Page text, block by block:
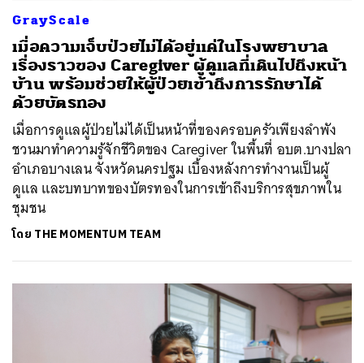
GrayScale
เมื่อความเจ็บป่วยไม่ได้อยู่แค่ในโรงพยาบาล
เรื่องราวของ Caregiver ผู้ดูแลที่เดินไปถึงหน้า
บ้าน พร้อมช่วยให้ผู้ป่วยเข้าถึงการรักษาได้
ด้วยบัตรทอง
เมื่อการดูแลผู้ป่วยไม่ได้เป็นหน้าที่ของครอบครัวเพียงลำพัง
ชวนมาทำความรู้จักชีวิตของ Caregiver ในพื้นที่ อบต.บางปลา
อำเภอบางเลน จังหวัดนครปฐม เบื้องหลังการทำงานเป็นผู้
ดูแล และบทบาทของบัตรทองในการเข้าถึงบริการสุขภาพใน
ชุมชน
โดย THE MOMENTUM TEAM